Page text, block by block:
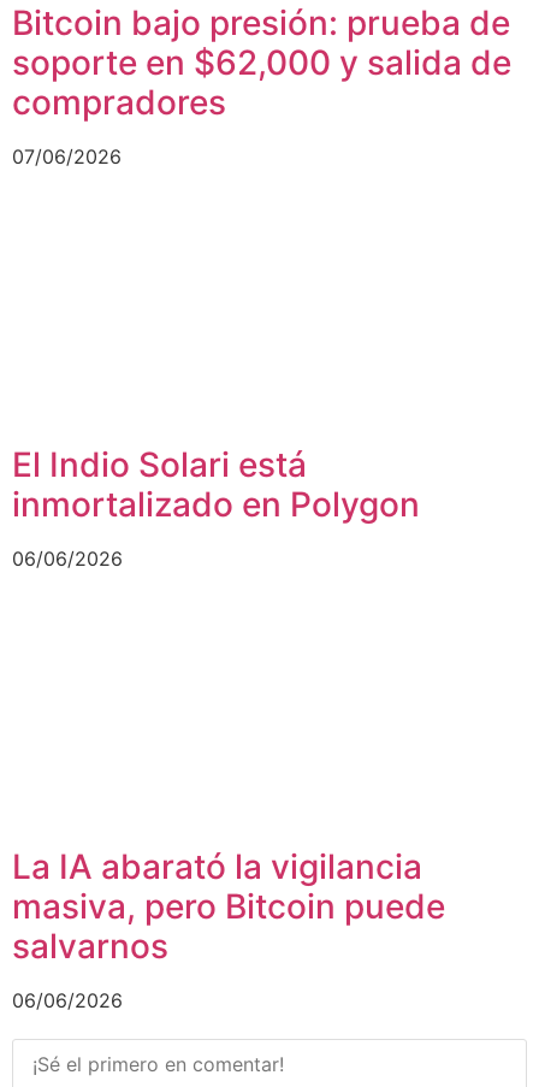
Bitcoin bajo presión: prueba de
soporte en $62,000 y salida de
compradores
07/06/2026
El Indio Solari está
inmortalizado en Polygon
06/06/2026
La IA abarató la vigilancia
masiva, pero Bitcoin puede
salvarnos
06/06/2026